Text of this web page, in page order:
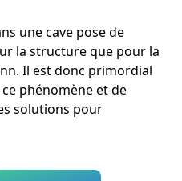
une cave pose de
la structure que pour la
Il est donc primordial
phénomène et de
solutions pour